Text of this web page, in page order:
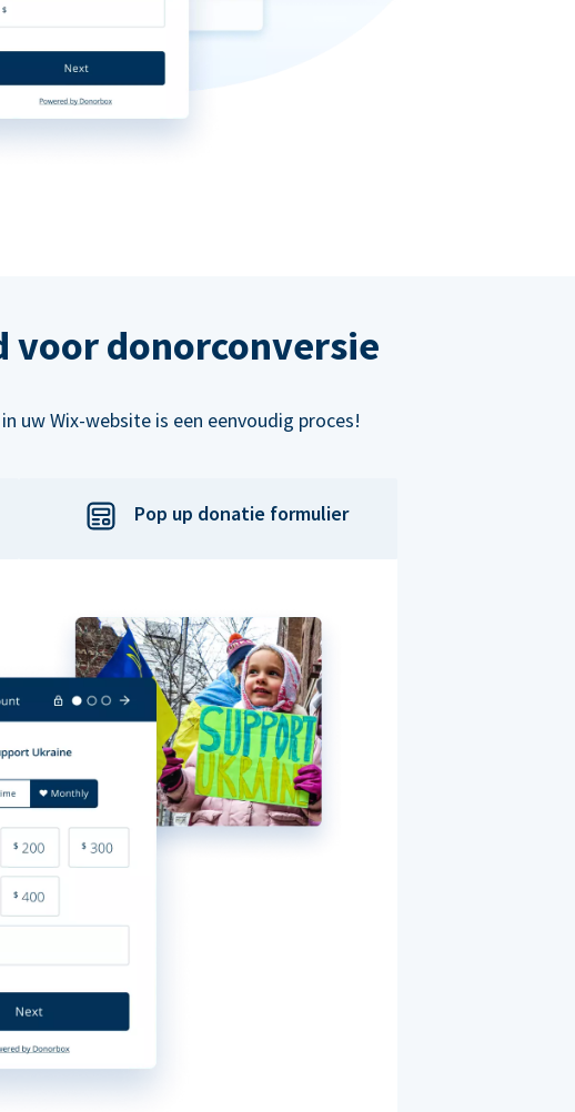
voor donorconversie
uw Wix-website is een eenvoudig proces!
Pop up donatie formulier